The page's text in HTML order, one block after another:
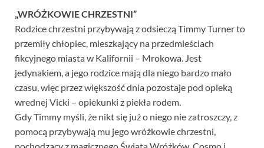
„WRÓŻKOWIE CHRZESTNI”
Rodzice chrzestni przybywają z odsieczą Timmy Turner to
przemiły chłopiec, mieszkający na przedmieściach
fikcyjnego miasta w Kalifornii – Mrokowa. Jest
jedynakiem, a jego rodzice mają dla niego bardzo mało
czasu, więc przez większość dnia pozostaje pod opieką
wrednej Vicki – opiekunki z piekła rodem.
Gdy Timmy myśli, że nikt się już o niego nie zatroszczy, z
pomocą przybywają mu jego wróżkowie chrzestni,